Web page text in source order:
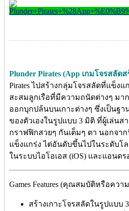
Plunder Pirates (App เกมโจรสลัด
Pirates ไปสร้างกลุ่มโจรสลัดที่แข็ง
สะสมลูกเรือที่มีความถนัดต่างๆ มา
ออกบุกปล้นบนเกาะต่างๆ ซึ่งเป็นฐ
ของตัวเองในรูปแบบ 3 มิติ ที่ผู้เล่น
กราฟฟิกสวยๆ กันเต็มๆ ตา นอกจา
แข็งแกร่ง ไต่อันดับขึ้นไปในระดับโ
ในระบบไอโอเอส (iOS) และแอนดร
Games Features (คุณสมบัติหรือควา
สร้างเกาะโจรสลัดในรูปแบ